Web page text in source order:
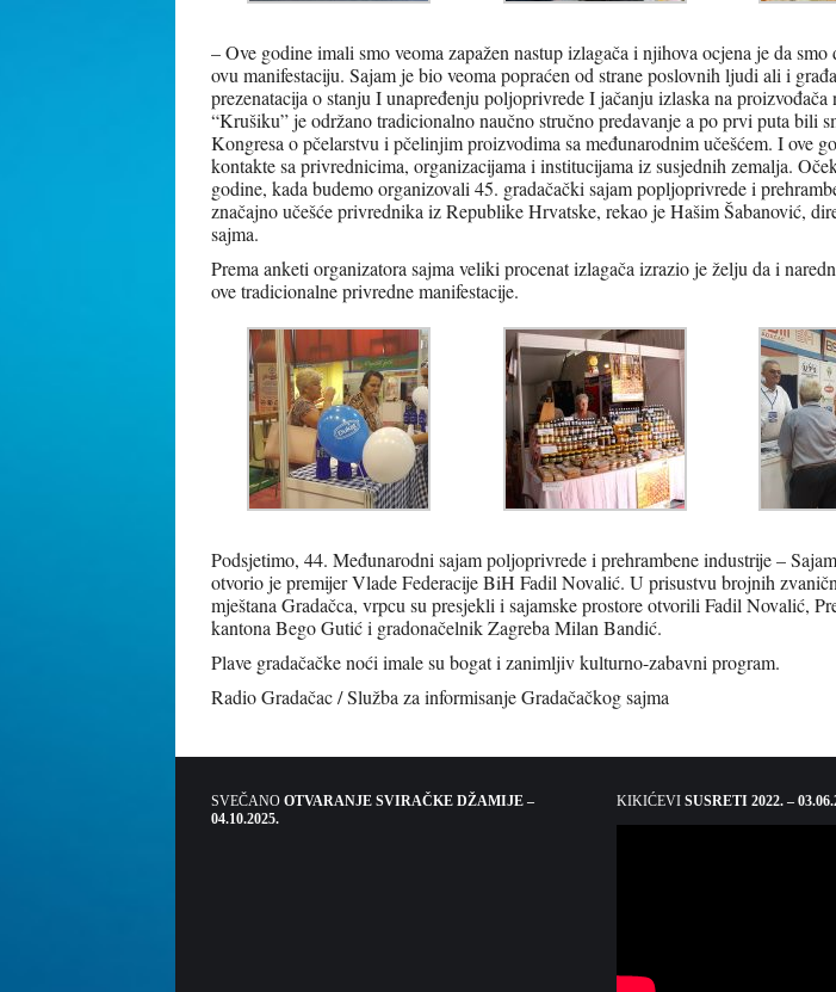
– Ove godine imali smo veoma zapažen nastup izlagača i njihova ocjena je da
ovu manifestaciju. Sajam je bio veoma popraćen od strane poslovnih ljudi ali i
prezenatacija o stanju I unapređenju poljoprivrede I jačanju izlaska na proizvođača
“Krušiku” je održano tradicionalno naučno stručno predavanje a po prvi puta bili
Kongresa o pčelarstvu i pčelinjim proizvodima sa međunarodnim učešćem. I ove
kontakte sa privrednicima, organizacijama i institucijama iz susjednih zemalja.
godine, kada budemo organizovali 45. gradačački sajam popljoprivrede i
značajno učešće privrednika iz Republike Hrvatske, rekao je Hašim Šabanović,
sajma.
Prema anketi organizatora sajma veliki procenat izlagača izrazio je želju da i
ove tradicionalne privredne manifestacije.
Podsjetimo, 44. Međunarodni sajam poljoprivrede i prehrambene industrije –
otvorio je premijer Vlade Federacije BiH Fadil Novalić. U prisustvu brojnih
mještana Gradačca, vrpcu su presjekli i sajamske prostore otvorili Fadil Novalić,
kantona Bego Gutić i gradonačelnik Zagreba Milan Bandić.
Plave gradačačke noći imale su bogat i zanimljiv kulturno-zabavni program.
Radio Gradačac / Služba za informisanje Gradačačkog sajma
SVEČANO OTVARANJE SVIRAČKE DŽAMIJE –
04.10.2025.
KIKIĆEVI SUSRETI 2022. –